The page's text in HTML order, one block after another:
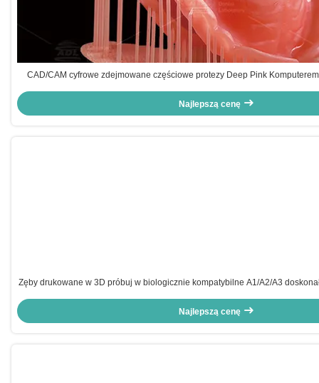
CAD/CAM cyfrowe zdejmowane częściowe protezy Deep Pink
Najlepszą cenę
Zęby drukowane w 3D próbuj w biologicznie kompatybilne A1/A2/A3
Najlepszą cenę